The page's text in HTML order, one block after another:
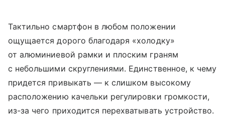
Тактильно смартфон в любом положении
ощущается дорого благодаря «холодку»
от алюминиевой рамки и плоским граням
с небольшими скруглениями. Единственное, к чему
придется привыкать — к слишком высокому
расположению качельки регулировки громкости,
из-за чего приходится перехватывать устройство.